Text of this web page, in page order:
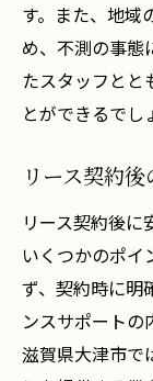
す。また、地域
め、不測の事態
たスタッフとと
とができるでし
リース契約
リース契約後に
いくつかのポイ
ず、契約時に明
ンスサポートの
滋賀県大津市で